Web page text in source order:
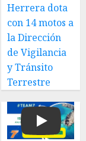
Herrera dota
con 14 motos a
la Dirección
de Vigilancia
y Tránsito
Terrestre
Play